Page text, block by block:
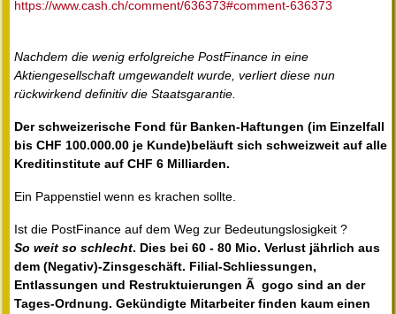
https://www.cash.ch/comment/636373#comment-636373
Nachdem die wenig erfolgreiche PostFinance in eine
Aktiengesellschaft umgewandelt wurde, verliert diese nun
rückwirkend definitiv die Staatsgarantie.
Der schweizerische Fond für Banken-Haftungen (im Einzelfall
bis CHF 100.000.00 je Kunde)beläuft sich schweizweit auf alle
Kreditinstitute auf CHF 6 Milliarden.
Ein Pappenstiel wenn es krachen sollte.
Ist die PostFinance auf dem Weg zur Bedeutungslosigkeit ?
So weit so schlecht. Dies bei 60 - 80 Mio. Verlust jährlich aus
dem (Negativ)-Zinsgeschäft. Filial-Schliessungen,
Entlassungen und Restruktuierungen Ã gogo sind an der
Tages-Ordnung. Gekündigte Mitarbeiter finden kaum einen